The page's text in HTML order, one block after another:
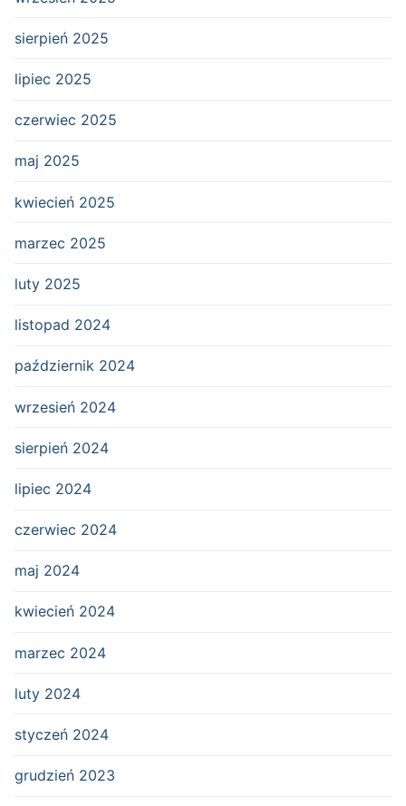
sierpień 2025
lipiec 2025
czerwiec 2025
maj 2025
kwiecień 2025
marzec 2025
luty 2025
listopad 2024
październik 2024
wrzesień 2024
sierpień 2024
lipiec 2024
czerwiec 2024
maj 2024
kwiecień 2024
marzec 2024
luty 2024
styczeń 2024
grudzień 2023